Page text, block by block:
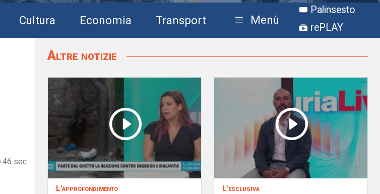
Cultura Economia Transport Menù
Palinsesto
rePLAY
46 sec
Altre notizie
L'approfondimento L'esclusiva